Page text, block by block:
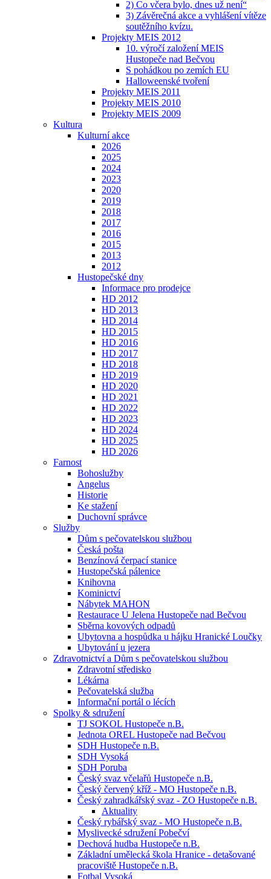
2) Co včera bylo, dnes už není“
3) Závěrečná akce a vyhlášení vítěze
soutěžního kvízu.
Projekty MEIS 2012
10. výročí založení MEIS
Hustopeče nad Bečvou
S pohádkou po zemích EU
Halloweenské tvoření
Projekty MEIS 2011
Projekty MEIS 2010
Projekty MEIS 2009
Kultura
Kulturní akce
2026
2025
2024
2023
2020
2019
2018
2017
2016
2015
2013
2012
Hustopečské dny
Informace pro prodejce
HD 2012
HD 2013
HD 2014
HD 2015
HD 2016
HD 2017
HD 2018
HD 2019
HD 2020
HD 2021
HD 2022
HD 2023
HD 2024
HD 2025
HD 2026
Farnost
Bohoslužby
Angelus
Historie
Ke stažení
Duchovní správce
Služby
Dům s pečovatelskou službou
Česká pošta
Benzínová čerpací stanice
Hustopečská pálenice
Knihovna
Kominictví
Nábytek MAHON
Restaurace U Jelena Hustopeče nad Bečvou
Sběrna kovových odpadů
Ubytovna a hospůdka u hájku Hranické Loučky
Ubytování u jezera
Zdravotnictví a Dům s pečovatelskou službou
Zdravotní středisko
Lékárna
Pečovatelská služba
Informační portál o lécích
Spolky & sdružení
TJ SOKOL Hustopeče n.B.
Jednota OREL Hustopeče nad Bečvou
SDH Hustopeče n.B.
SDH Vysoká
SDH Poruba
Český svaz včelařů Hustopeče n.B.
Český červený kříž - MO Hustopeče n.B.
Český zahradkářský svaz - ZO Hustopeče n.B.
Aktuality
Český rybářský svaz - MO Hustopeče n.B.
Myslivecké sdružení Pobečví
Dechová hudba Hustopeče n.B.
Základní umělecká škola Hranice - detašované
pracoviště Hustopeče n.B.
Fotbal Vysoká